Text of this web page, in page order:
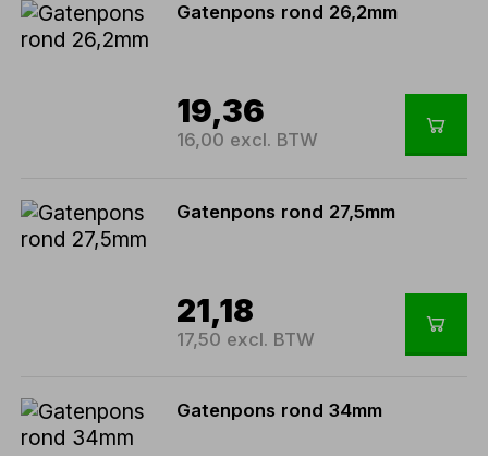
Gatenpons rond 26,2mm
19,36
16,00 excl. BTW
Gatenpons rond 27,5mm
21,18
17,50 excl. BTW
Gatenpons rond 34mm